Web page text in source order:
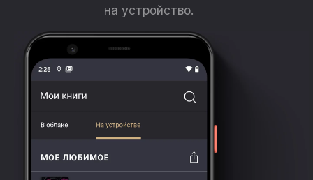
на устройство.